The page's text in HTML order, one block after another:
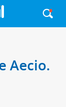
Aecio.